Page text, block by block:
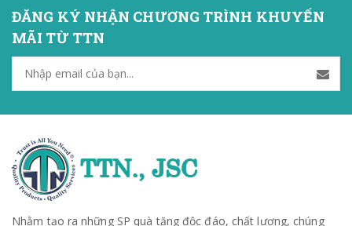
ĐĂNG KÝ NHẬN CHƯƠNG TRÌNH KHUYẾN
MÃI TỪ TTN
Nhằm tạo ra những SP quà tặng độc đáo, chất lượng, chúng